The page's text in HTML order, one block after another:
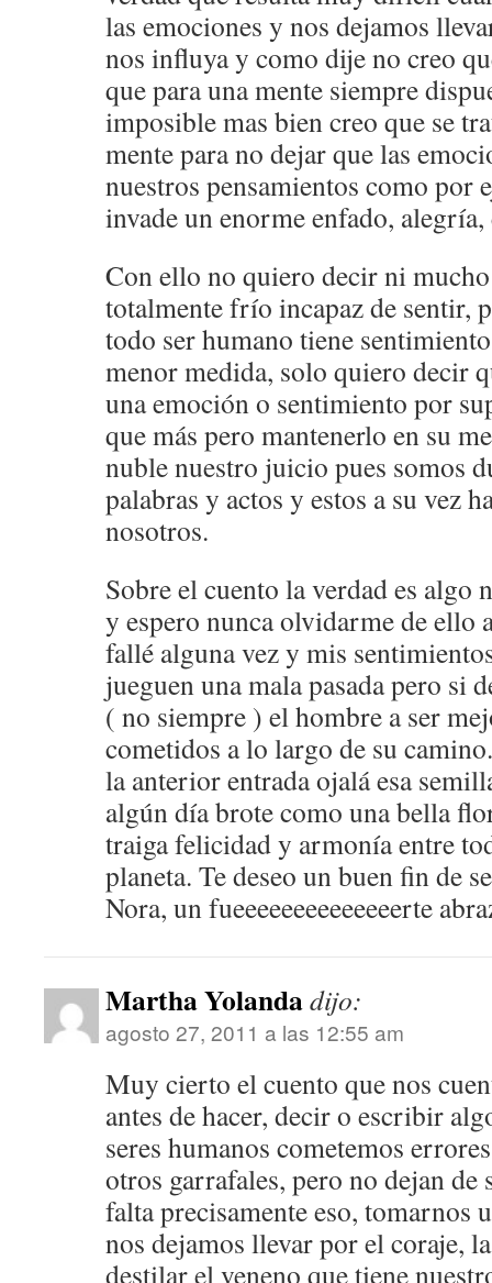
las emociones y nos dejamos
nos influya y como dije no creo
que para una mente siempre
imposible mas bien creo que se
mente para no dejar que las
nuestros pensamientos como por
invade un enorme enfado, alegría,
Con ello no quiero decir ni
totalmente frío incapaz de sentir,
todo ser humano tiene
menor medida, solo quiero decir
una emoción o sentimiento por
que más pero mantenerlo en su
nuble nuestro juicio pues somos
palabras y actos y estos a su vez
nosotros.
Sobre el cuento la verdad es algo
y espero nunca olvidarme de ello
fallé alguna vez y mis
jueguen una mala pasada pero si
( no siempre ) el hombre a ser
cometidos a lo largo de su
la anterior entrada ojalá esa
algún día brote como una bella
traiga felicidad y armonía entre
planeta. Te deseo un buen fin de
Nora, un fueeeeeeeeeeeeeerte
Martha Yolandadijo:
agosto 27, 2011 a las 12:55 am
Muy cierto el cuento que nos
antes de hacer, decir o escribir
seres humanos cometemos
otros garrafales, pero no dejan de
falta precisamente eso, tomarnos
nos dejamos llevar por el coraje,
destilar el veneno que tiene